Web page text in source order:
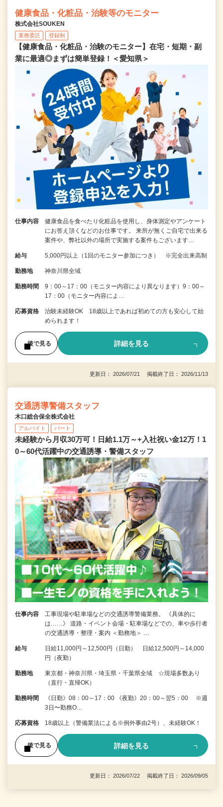
健康食品・化粧品・治験等のモニター
株式会社SOUKEN
業務委託 登録制
【健康食品・化粧品・治験のモニター】在宅・短期・副
業に最適◎まずは簡単登録！＜愛知県＞
仕事内容
健康食品を食べたり化粧品を使用し、身体測定やアンケート
にお答え頂くなどのお仕事です。 来所が無くご自宅で出来る
案件や、弊社以外の場所で実施する案件もございます…
給与 5,000円以上（1回のモニター参加につき） ※完全出来高制
勤務地 神奈川県全域
勤務時間
9：00～17：00（モニター内容により異なります）9：00～
17：00（モニター内容によ…
応募資格
治験未経験OK 18歳以上であれば初めての方も安心して始
められます！
後で見る 詳細を見る
更新日： 2026/07/21 掲載終了日： 2026/11/13
交通誘導警備スタッフ
木口総合保全株式会社
アルバイト パート
未経験から月収30万可！日給1.1万～+入社祝い金12万！1
0～60代活躍中の交通誘導・警備スタッフ
仕事内容
工事現場や駐車場などの交通誘導警備業務。 《具体的に
は……》 道路・イベント会場・駐車場などでの、車や歩行者
の交通誘導・整理・案内 ＜勤務地＞ …
給与
日給11,000円～12,500円（日勤） 日給12,500円～14,000
円（夜勤）
勤務地
東京都・神奈川県・埼玉県・千葉県全域 ☆現場多数あり
（直行・直帰OK）
勤務時間
《日勤》08：00～17：00 《夜勤》20：00～翌5：00 ※週
3日〜勤務O…
応募資格 18歳以上（警備業法による※例外事由2号）、未経験OK！
後で見る 詳細を見る
更新日： 2026/07/22 掲載終了日： 2026/09/05